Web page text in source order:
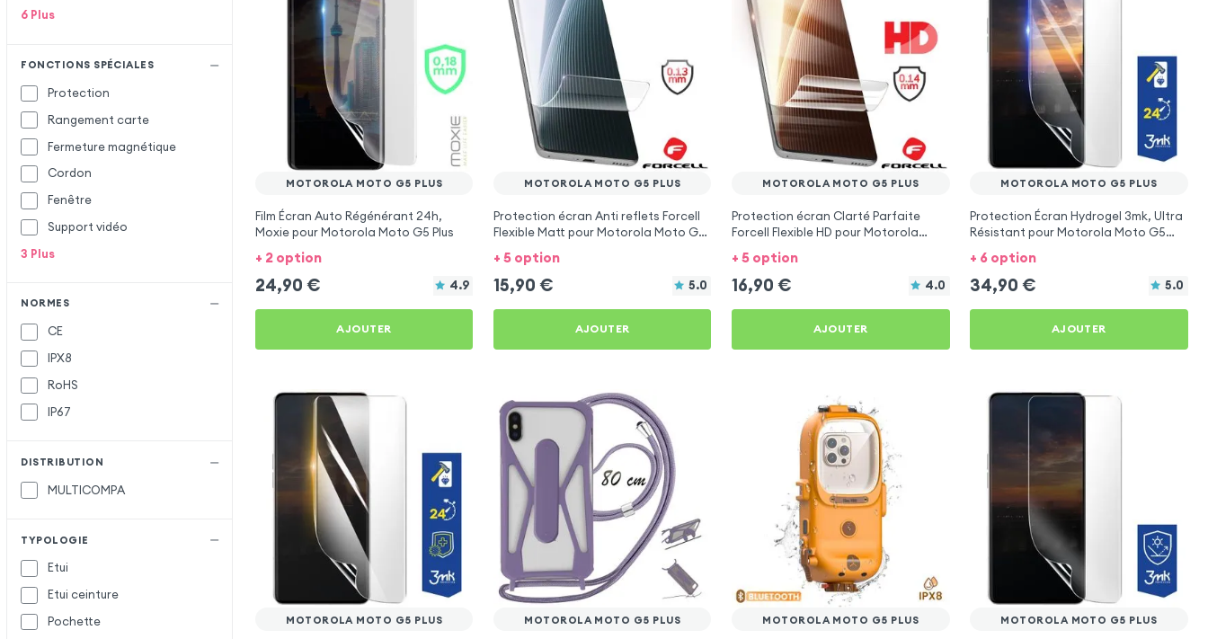
6 Plus
FONCTIONS SPÉCIALES
Protection
Rangement carte
Fermeture magnétique
Cordon
Fenêtre
Support vidéo
3 Plus
NORMES
CE
IPX8
RoHS
IP67
DISTRIBUTION
MULTICOMPA
TYPOLOGIE
Etui
Etui ceinture
Pochette
MOTOROLA MOTO G5 PLUS
Film Écran Auto Régénérant 24h,
Moxie pour Motorola Moto G5 Plus
+ 2 option
24,90 € 4.9
AJOUTER
MOTOROLA MOTO G5 PLUS
Protection écran Anti reflets Forcell
Flexible Matt pour Motorola Moto G5
+ 5 option
15,90 € 5.0
AJOUTER
MOTOROLA MOTO G5 PLUS
Protection écran Clarté Parfaite
Forcell Flexible HD pour Motorola
Moto G5 Plus
+ 5 option
16,90 € 4.0
AJOUTER
MOTOROLA MOTO G5 PLUS
Protection Écran Hydrogel 3mk, Ultra
Résistant pour Motorola Moto G5
+ 6 option
34,90 € 5.0
AJOUTER
MOTOROLA MOTO G5 PLUS MOTOROLA MOTO G5 PLUS MOTOROLA MOTO G5 PLUS MOTOROLA MOTO G5 PLUS